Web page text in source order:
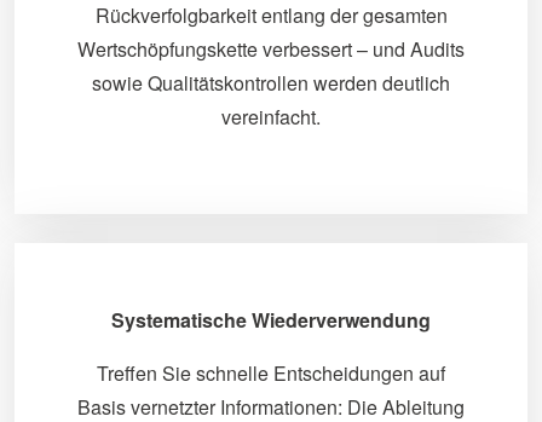
Rückverfolgbarkeit entlang der gesamten
Wertschöpfungskette verbessert – und Audits
sowie Qualitätskontrollen werden deutlich
vereinfacht.
Systematische Wiederverwendung
Treffen Sie schnelle Entscheidungen auf
Basis vernetzter Informationen: Die Ableitung